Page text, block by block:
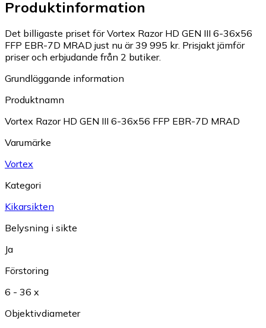
Produktinformation
Det billigaste priset för Vortex Razor HD GEN III 6-36x56
FFP EBR-7D MRAD just nu är 39 995 kr. Prisjakt jämför
priser och erbjudande från 2 butiker.
Grundläggande information
Produktnamn
Vortex Razor HD GEN III 6-36x56 FFP EBR-7D MRAD
Varumärke
Vortex
Kategori
Kikarsikten
Belysning i sikte
Ja
Förstoring
6 - 36 x
Objektivdiameter